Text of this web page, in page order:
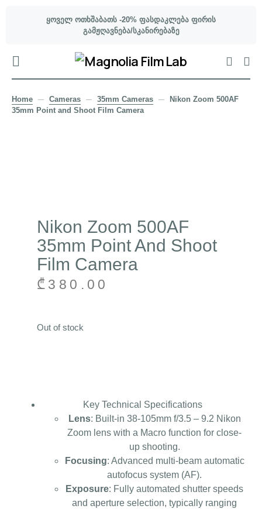
ყოველ ოთხშაბათს -20% ფასდაკლება ფირის
გამჟღავნება/სკანირებაზე
Home Cameras 35mm Cameras
Nikon Zoom 500AF
35mm Point and Shoot Film Camera
Nikon Zoom 500AF
35mm Point And Shoot
Film Camera
₾ 380.00
Out of stock
Key Technical Specifications
Lens: Built-in 38-105mm f/3.5 – 9.2 Nikon
Zoom lens with a Macro function for close-
up shooting.
Focusing: Advanced multi-beam automatic
autofocus system (AF).
Exposure: Fully automated shutter speeds
and aperture selection, typically ranging